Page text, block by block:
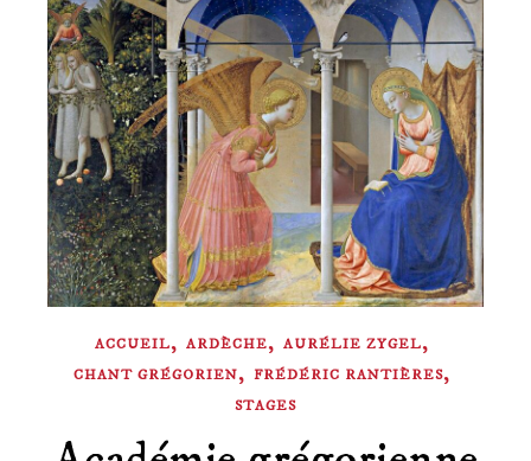
ACCUEIL, ARDÈCHE, AURÉLIE ZYGEL,
CHANT GRÉGORIEN, FRÉDÉRIC RANTIÈRES,
STAGES